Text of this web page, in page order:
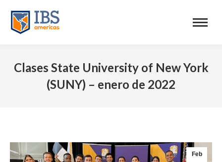
Clases State University of New York
(SUNY) – enero de 2022
Feb